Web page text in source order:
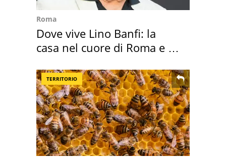
Roma
Dove vive Lino Banfi: la
casa nel cuore di Roma e i
TERRITORIO